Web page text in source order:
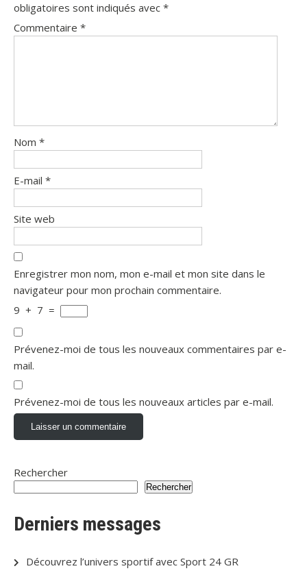
obligatoires sont indiqués avec *
Commentaire *
Nom *
E-mail *
Site web
Enregistrer mon nom, mon e-mail et mon site dans le
navigateur pour mon prochain commentaire.
9 + 7 =
Prévenez-moi de tous les nouveaux commentaires par e-
mail.
Prévenez-moi de tous les nouveaux articles par e-mail.
Rechercher
Rechercher
Derniers messages
Découvrez l’univers sportif avec Sport 24 GR